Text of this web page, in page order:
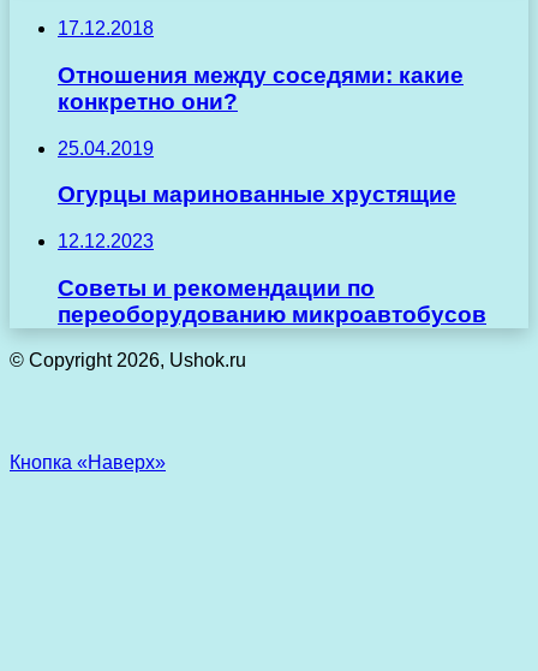
17.12.2018
Отношения между соседями: какие
конкретно они?
25.04.2019
Огурцы маринованные хрустящие
12.12.2023
Советы и рекомендации по
переоборудованию микроавтобусов
© Copyright 2026, Ushok.ru
Кнопка «Наверх»